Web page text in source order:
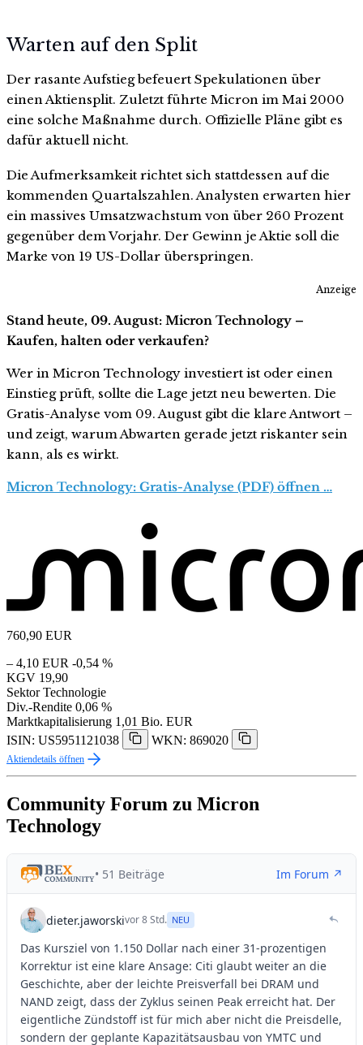
Warten auf den Split
Der rasante Aufstieg befeuert Spekulationen über
einen Aktiensplit. Zuletzt führte Micron im Mai 2000
eine solche Maßnahme durch. Offizielle Pläne gibt es
dafür aktuell nicht.
Die Aufmerksamkeit richtet sich stattdessen auf die
kommenden Quartalszahlen. Analysten erwarten hier
ein massives Umsatzwachstum von über 260 Prozent
gegenüber dem Vorjahr. Der Gewinn je Aktie soll die
Marke von 19 US-Dollar überspringen.
Anzeige
Stand heute, 09. August: Micron Technology –
Kaufen, halten oder verkaufen?
Wer in Micron Technology investiert ist oder einen
Einstieg prüft, sollte die Lage jetzt neu bewerten. Die
Gratis-Analyse vom 09. August gibt die klare Antwort –
und zeigt, warum Abwarten gerade jetzt riskanter sein
kann, als es wirkt.
Micron Technology: Gratis-Analyse (PDF) öffnen …
760,90 EUR
– 4,10 EUR -0,54 %
KGV 19,90
Sektor Technologie
Div.-Rendite 0,06 %
Marktkapitalisierung 1,01 Bio. EUR
ISIN: US5951121038
WKN: 869020
Aktiendetails öffnen
Community Forum zu Micron
Technology